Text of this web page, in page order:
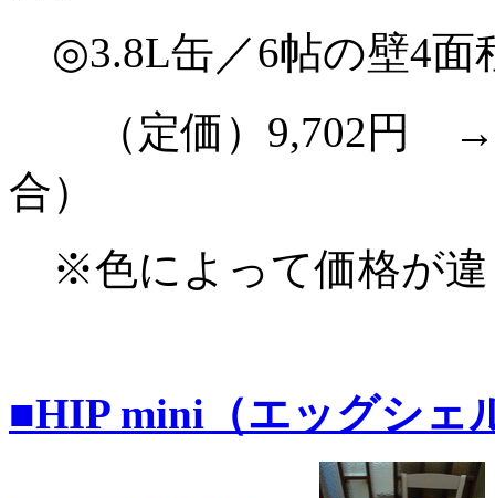
◎3.8L缶／6帖の壁4面
（定価）9,702
合）
※色によって価格が違
■HIP mini（エッグシェ